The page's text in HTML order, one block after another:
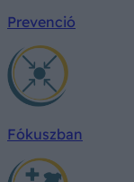
Prevenció
Fókuszban